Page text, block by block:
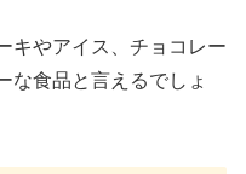
キやアイス、チョコレー
な食品と言えるでしょ